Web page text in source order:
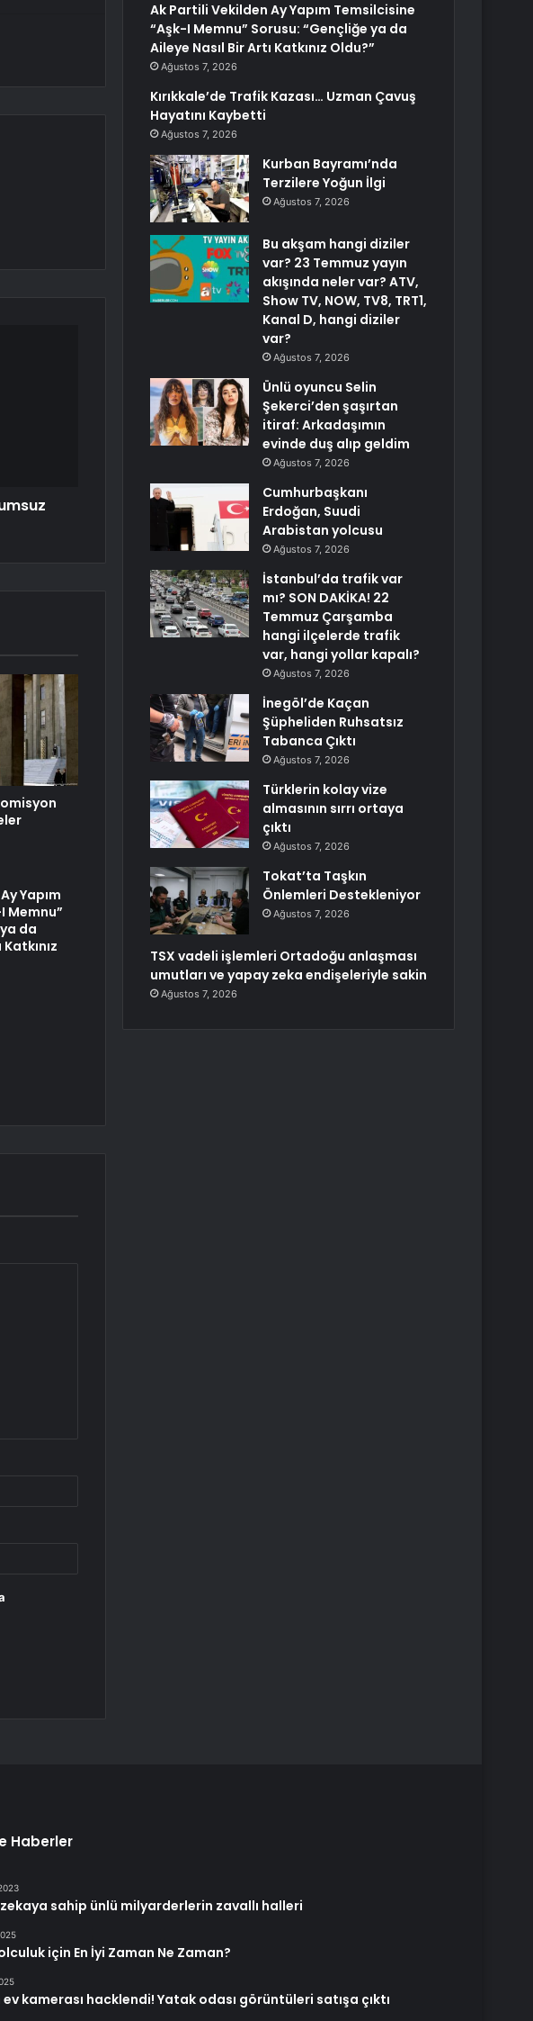
Yapım
Memnu”
da
Ak Partili Vekilden Ay Yapım Temsilcisine
“Aşk-I Memnu” Sorusu: “Gençliğe ya da
Aileye Nasıl Bir Artı Katkınız Oldu?”
Ağustos 7, 2026
Kırıkkale’de Trafik Kazası… Uzman Çavuş
Hayatını Kaybetti
Ağustos 7, 2026
Kurban Bayramı’nda
Terzilere Yoğun İlgi
Ağustos 7, 2026
Bu akşam hangi diziler
var? 23 Temmuz yayın
akışında neler var? ATV,
Show TV, NOW, TV8, TRT1,
Kanal D, hangi diziler
var?
Ağustos 7, 2026
Ünlü oyuncu Selin
Şekerci’den şaşırtan
itiraf: Arkadaşımın
evinde duş alıp geldim
Ağustos 7, 2026
Cumhurbaşkanı
Erdoğan, Suudi
Arabistan yolcusu
Ağustos 7, 2026
İstanbul’da trafik var
mı? SON DAKİKA! 22
Temmuz Çarşamba
hangi ilçelerde trafik
var, hangi yollar kapalı?
Ağustos 7, 2026
İnegöl’de Kaçan
Şüpheliden Ruhsatsız
Tabanca Çıktı
Ağustos 7, 2026
Türklerin kolay vize
almasının sırrı ortaya
çıktı
Ağustos 7, 2026
Tokat’ta Taşkın
Önlemleri Destekleniyor
Ağustos 7, 2026
TSX vadeli işlemleri Ortadoğu anlaşması
umutları ve yapay zeka endişeleriyle sakin
Ağustos 7, 2026
Haberler
sahip ünlü milyarderlerin zavallı halleri
için En İyi Zaman Ne Zaman?
ev kamerası hacklendi! Yatak odası görüntüleri satışa çıktı